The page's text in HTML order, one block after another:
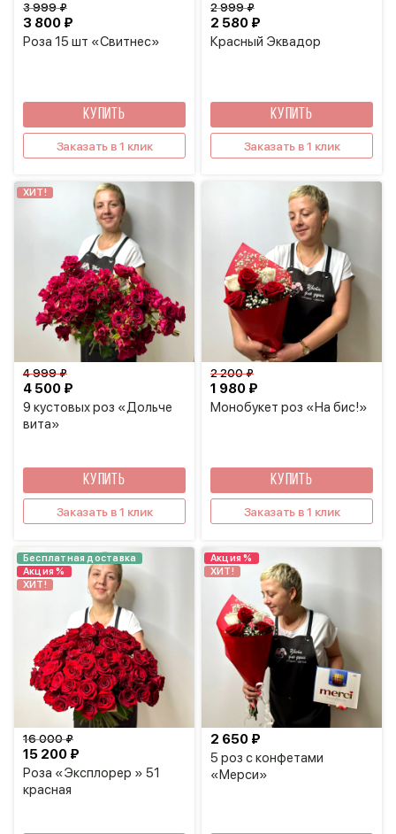
Роза 15 шт «Свитнес»
3 800 ₽
3 999 ₽
КУПИТЬ
Заказать в 1 клик
Красный Эквадор
2 580 ₽
2 999 ₽
КУПИТЬ
Заказать в 1 клик
ХИТ!
9 кустовых роз «Дольче
вита»
4 500 ₽
4 999 ₽
КУПИТЬ
Заказать в 1 клик
Монобукет роз «На бис!»
1 980 ₽
2 200 ₽
КУПИТЬ
Заказать в 1 клик
Бесплатная доставка
Акция %
ХИТ!
Роза «Эксплорер » 51
красная
15 200 ₽
16 000 ₽
Акция %
ХИТ!
5 роз с конфетами
«Мерси»
2 650 ₽